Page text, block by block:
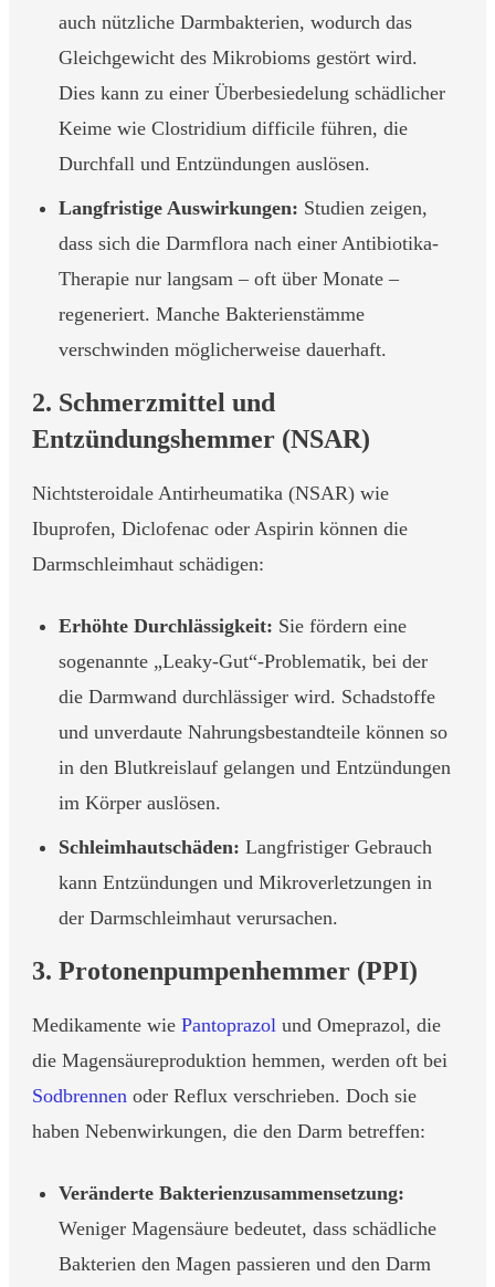
auch nützliche Darmbakterien, wodurch das
Gleichgewicht des Mikrobioms gestört wird.
Dies kann zu einer Überbesiedelung schädlicher
Keime wie Clostridium difficile führen, die
Durchfall und Entzündungen auslösen.
Langfristige Auswirkungen: Studien zeigen,
dass sich die Darmflora nach einer Antibiotika-
Therapie nur langsam – oft über Monate –
regeneriert. Manche Bakterienstämme
verschwinden möglicherweise dauerhaft.
2. Schmerzmittel und
Entzündungshemmer (NSAR)
Nichtsteroidale Antirheumatika (NSAR) wie
Ibuprofen, Diclofenac oder Aspirin können die
Darmschleimhaut schädigen:
Erhöhte Durchlässigkeit: Sie fördern eine
sogenannte „Leaky-Gut“-Problematik, bei der
die Darmwand durchlässiger wird. Schadstoffe
und unverdaute Nahrungsbestandteile können so
in den Blutkreislauf gelangen und Entzündungen
im Körper auslösen.
Schleimhautschäden: Langfristiger Gebrauch
kann Entzündungen und Mikroverletzungen in
der Darmschleimhaut verursachen.
3. Protonenpumpenhemmer (PPI)
Medikamente wie Pantoprazol und Omeprazol, die
die Magensäureproduktion hemmen, werden oft bei
Sodbrennen oder Reflux verschrieben. Doch sie
haben Nebenwirkungen, die den Darm betreffen:
Veränderte Bakterienzusammensetzung:
Weniger Magensäure bedeutet, dass schädliche
Bakterien den Magen passieren und den Darm